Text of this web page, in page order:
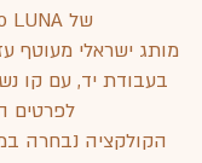
של Studio LUNA ✨
מותג ישראלי מעוטף
בעבודת יד, עם קו
לפרטים
הקולקציה נבחרה